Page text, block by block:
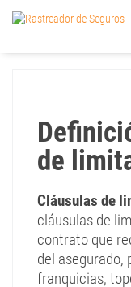
de
Cláusulas de
cláusulas de
contrato que
del asegurado,
franquicias,